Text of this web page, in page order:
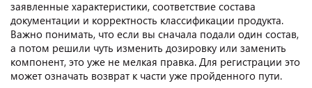
заявленные характеристики, соответствие состава
документации и корректность классификации продукта.
Важно понимать, что если вы сначала подали один состав,
а потом решили чуть изменить дозировку или заменить
компонент, это уже не мелкая правка. Для регистрации это
может означать возврат к части уже пройденного пути.